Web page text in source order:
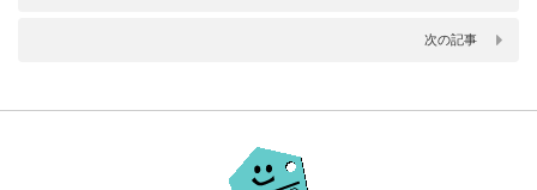
次の記事